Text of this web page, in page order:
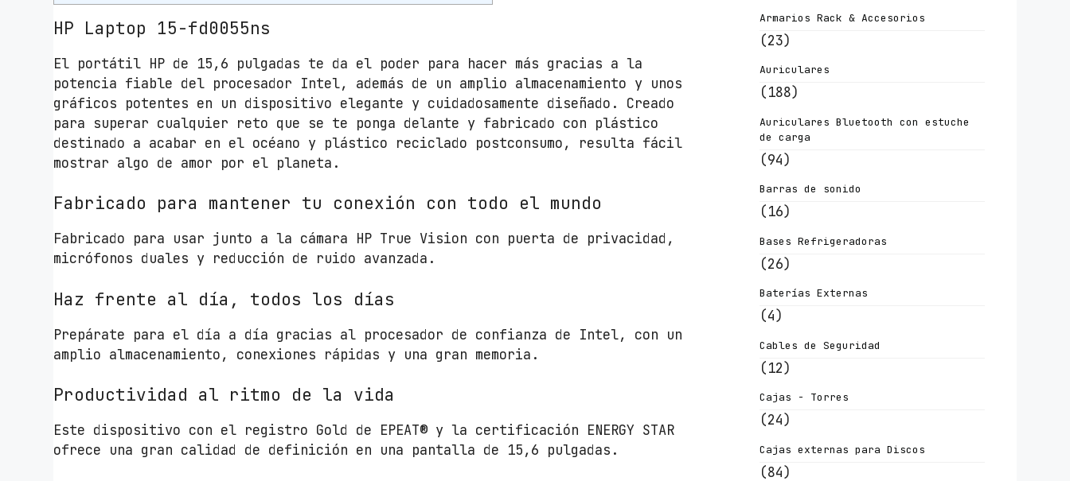
S
t
e
l
C
o
i
5
-
1
3
4
U
8
B
/
HP Laptop 15-fd0055ns
El portátil HP de 15,6 pulgadas te da el poder para hacer más gracias a la
potencia fiable del procesador Intel, además de un amplio almacenamiento y unos
gráficos potentes en un dispositivo elegante y cuidadosamente diseñado. Creado
para superar cualquier reto que se te ponga delante y fabricado con plástico
destinado a acabar en el océano y plástico reciclado postconsumo, resulta fácil
mostrar algo de amor por el planeta.
Fabricado para mantener tu conexión con todo el mundo
Fabricado para usar junto a la cámara HP True Vision con puerta de privacidad,
micrófonos duales y reducción de ruido avanzada.
Haz frente al día, todos los días
Prepárate para el día a día gracias al procesador de confianza de Intel, con un
amplio almacenamiento, conexiones rápidas y una gran memoria.
Productividad al ritmo de la vida
Este dispositivo con el registro Gold de EPEAT® y la certificación ENERGY STAR
ofrece una gran calidad de definición en una pantalla de 15,6 pulgadas.
Armarios Rack & Accesorios
(23)
Auriculares
(188)
Auriculares Bluetooth con estuche
de carga
(94)
Barras de sonido
(16)
Bases Refrigeradoras
(26)
Baterías Externas
(4)
Cables de Seguridad
(12)
Cajas - Torres
(24)
Cajas externas para Discos
(84)